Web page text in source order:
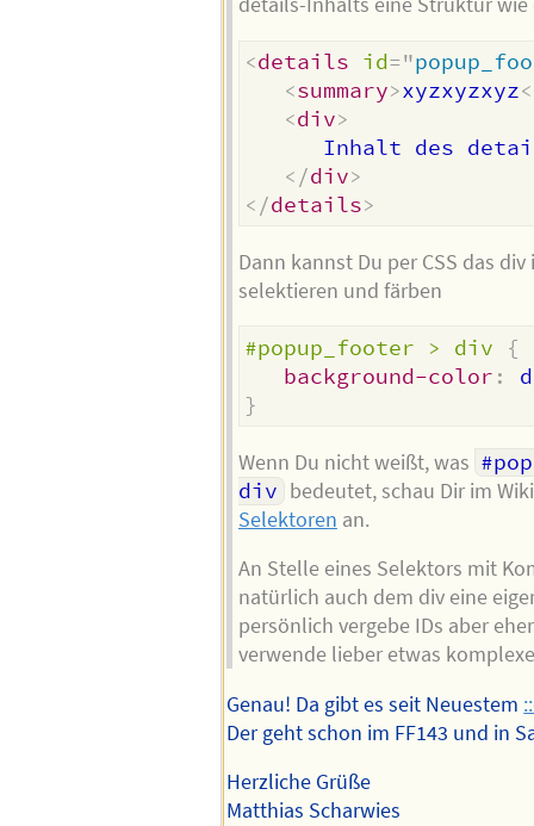
<details id="
<summary>xyzxyzxyz
<div>
Inhalt des
</div>
</details>
Dann kannst Du per CSS das
selektieren und färben
#popup_footer > div
{
background-color :
}
Wenn Du nicht weißt, was
div bedeutet, schau Dir im
Selektoren an.
An Stelle eines Selektors mit
natürlich auch dem div eine
persönlich vergebe IDs aber
verwende lieber etwas
Genau! Da gibt es seit Neuestem
Der geht schon im FF143 und in
Herzliche Grüße
Matthias Scharwies